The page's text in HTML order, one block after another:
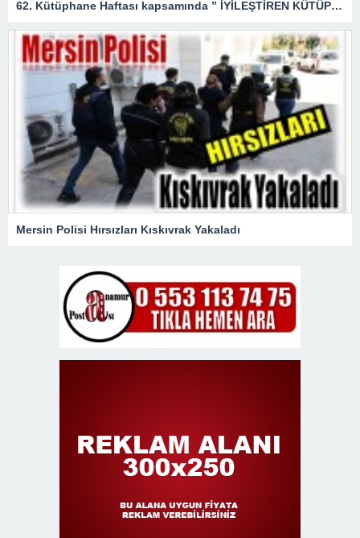
62. Kütüphane Haftası kapsamında ” İYİLEŞTİREN KÜTÜPHANELER ” etkinliği düzenlendi.
Mersin Polisi Hırsızları Kıskıvrak Yakaladı